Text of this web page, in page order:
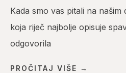
Kada smo vas pitali na
koja riječ najbolje opisuje
odgovorila
PROČITAJ VIŠE →